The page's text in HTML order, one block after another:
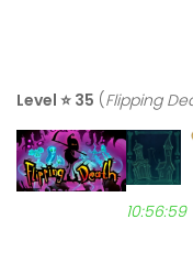
Level ⭐ 35 (Flipping
10:56:59